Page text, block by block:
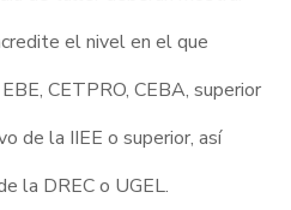
el nivel en el que
CETPRO, CEBA, superior
de la IIEE o superior, así
la DREC o UGEL.